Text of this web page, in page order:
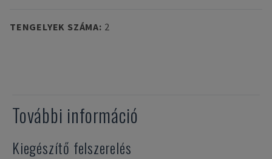
TENGELYEK SZÁMA: 2
További információ
Kiegészítő felszerelés